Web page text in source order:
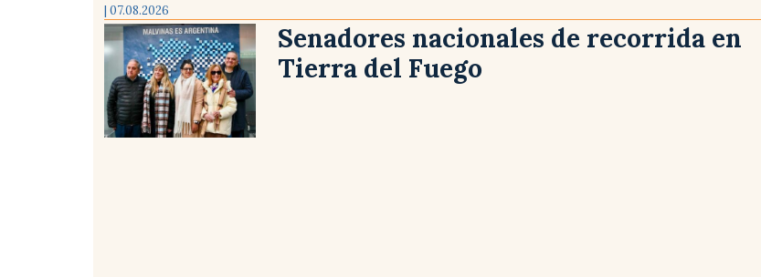
| 07.08.2026
Senadores nacionales de recorrida en
Tierra del Fuego